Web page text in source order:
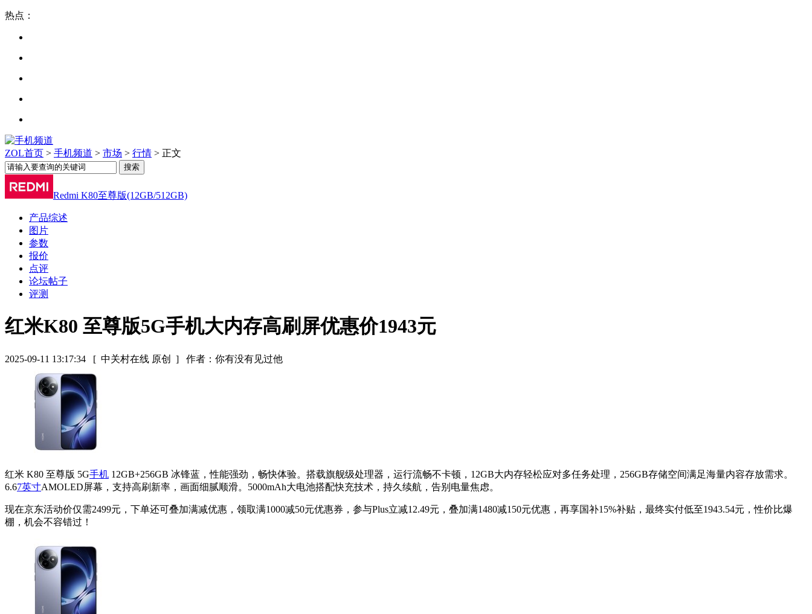
热点：
ZOL首页 > 手机频道 > 市场 > 行情 > 正文
Redmi K80至尊版(12GB/512GB)
产品综述
图片
参数
报价
点评
论坛帖子
评测
红米K80 至尊版5G手机大内存高刷屏优惠价1943元
2025-09-11 13:17:34 [ 中关村在线 原创 ] 作者：你有没有见过他
红米 K80 至尊版 5G手机 12GB+256GB 冰锋蓝，性能强劲，畅快体验。搭载旗舰级处理器，运行流畅不卡顿，12GB大内存轻松应对多任务处理，256GB存储空间满足海量内容存放需求。
6.67英寸AMOLED屏幕，支持高刷新率，画面细腻顺滑。5000mAh大电池搭配快充技术，持久续航，告别电量焦虑。
现在京东活动价仅需2499元，下单还可叠加满减优惠，领取满1000减50元优惠券，参与Plus立减12.49元，叠加满1480减150元优惠，再享国补15%补贴，最终实付低至1943.54元，性价比爆
棚，机会不容错过！